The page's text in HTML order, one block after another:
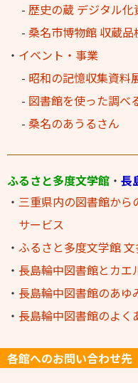
- 歴史の蔵 デジタル化
- 桑名市博物館 収蔵品
・ イベント・事業
- 昭和の記憶収集資料
- 図書館を使った調べ
- 桑名のあうるさん
ふるさと多度文学館 ・ 長
・ 三重県内の図書館から
サービス
・ ふるさと多度文学館
・ 長島輪中図書館とカエ
・ 長島輪中図書館のあゆ
・ 長島輪中図書館のよく
各館へのお問い合わせ先